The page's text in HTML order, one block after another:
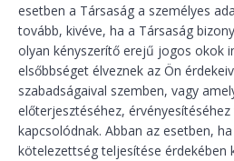
esetben a Társaság a személyes
tovább, kivéve, ha a Társaság
olyan kényszerítő erejű jogos okok
elsőbbséget élveznek az Ön
szabadságaival szemben, vagy
előterjesztéséhez,
kapcsolódnak. Abban az esetben,
kötelezettség teljesítése érdekében